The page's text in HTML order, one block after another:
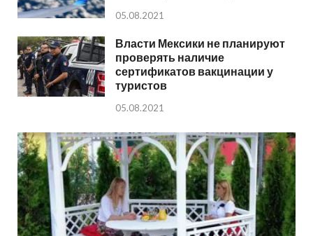
05.08.2021
Власти Мексики не планируют
проверять наличие
сертификатов вакцинации у
туристов
05.08.2021